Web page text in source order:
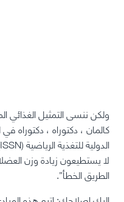
ولكن ننسى التمثيل الغذائي
كالمان ، دكتوراه ، دكتوراه
لا يستطيعون زيادة وزن
الطريق الخطأ”.